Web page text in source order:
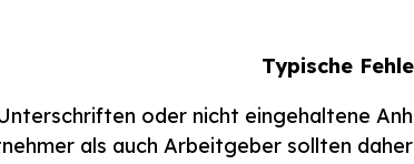
oder nicht eingehaltene
als auch Arbeitgeber sollten